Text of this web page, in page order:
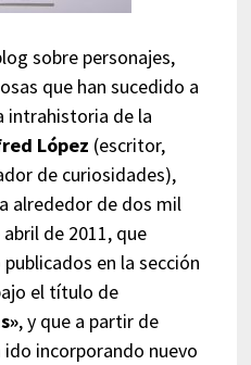
sobre personajes,
que han sucedido a
intrahistoria de la
López (escritor,
de curiosidades),
alrededor de dos mil
de 2011, que
en la sección
el título de
, y que a partir de
ido incorporando nuevo